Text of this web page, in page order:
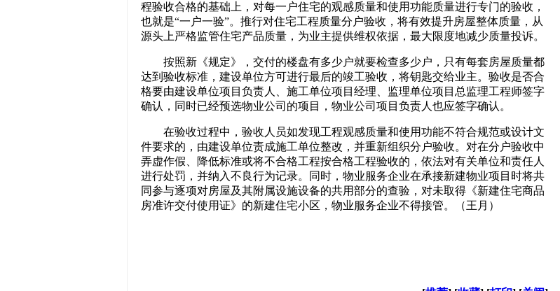
程验收合格的基础上，对每一户住宅的观感质量和使用功能质量进行专门的验收，
也就是“一户一验”。推行对住宅工程质量分户验收，将有效提升房屋整体质量，从
源头上严格监管住宅产品质量，为业主提供维权依据，最大限度地减少质量投诉。
按照新《规定》，交付的楼盘有多少户就要检查多少户，只有每套房屋质量都
达到验收标准，建设单位方可进行最后的竣工验收，将钥匙交给业主。验收是否合
格要由建设单位项目负责人、施工单位项目经理、监理单位项目总监理工程师签字
确认，同时已经预选物业公司的项目，物业公司项目负责人也应签字确认。
在验收过程中，验收人员如发现工程观感质量和使用功能不符合规范或设计文
件要求的，由建设单位责成施工单位整改，并重新组织分户验收。对在分户验收中
弄虚作假、降低标准或将不合格工程按合格工程验收的，依法对有关单位和责任人
进行处罚，并纳入不良行为记录。同时，物业服务企业在承接新建物业项目时将共
同参与逐项对房屋及其附属设施设备的共用部分的查验，对未取得《新建住宅商品
房准许交付使用证》的新建住宅小区，物业服务企业不得接管。（王月）